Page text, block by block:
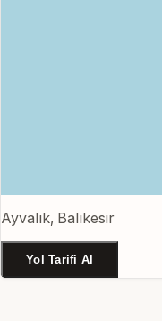
Ayvalık, Balıkesir
Yol Tarifi Al